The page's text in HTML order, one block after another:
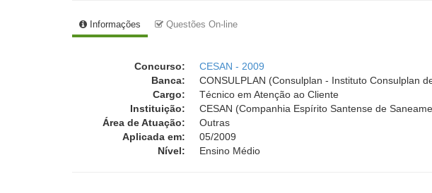
Informações Questões On-line
Concurso:
CESAN - 2009
Banca:
CONSULPLAN (Consulplan - Instituto Consulplan
Cargo:
Técnico em Atenção ao Cliente
Instituição:
CESAN (Companhia Espírito Santense de
Área de Atuação:
Outras
Aplicada em:
05/2009
Nível:
Ensino Médio